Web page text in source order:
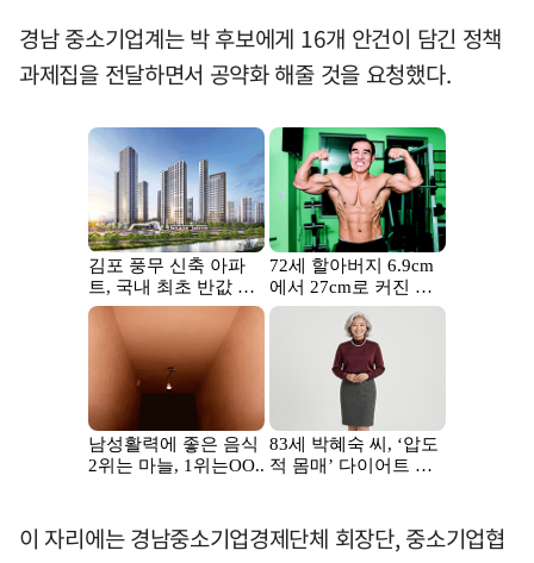
경남 중소기업계는 박 후보에게 16개 안건이 담긴 정책
과제집을 전달하면서 공약화 해줄 것을 요청했다.
이 자리에는 경남중소기업경제단체 회장단, 중소기업협